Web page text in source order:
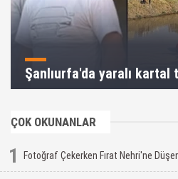
Şanlıurfa'da yaralı kartal
ÇOK OKUNANLAR
1 Fotoğraf Çekerken Fırat Nehri'ne